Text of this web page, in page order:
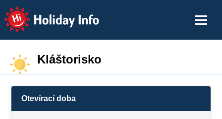
Holiday Info
Kláštorisko
Otevírací doba